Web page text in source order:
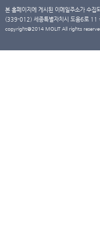
본 홈페이지에 게시된 이메일주소가 수집
(339-012) 세종특별자치시 도움6로
copyright@2014 MOLIT All rights